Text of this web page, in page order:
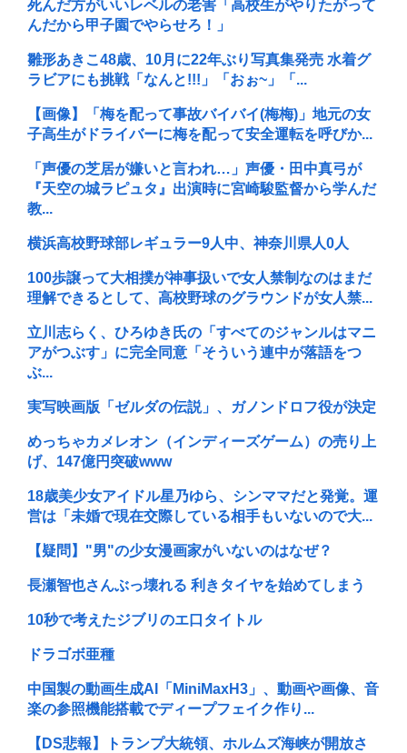
死んだ方がいいレベルの老害「高校生がやりたがって
んだから甲子園でやらせろ！」
雛形あきこ48歳、10月に22年ぶり写真集発売 水着グ
ラビアにも挑戦「なんと!!!」「おぉ~」「...
【画像】「梅を配って事故バイバイ(梅梅)」地元の女
子高生がドライバーに梅を配って安全運転を呼びか...
「声優の芝居が嫌いと言われ…」声優・田中真弓が
『天空の城ラピュタ』出演時に宮崎駿監督から学んだ
教...
横浜高校野球部レギュラー9人中、神奈川県人0人
100歩譲って大相撲が神事扱いで女人禁制なのはまだ
理解できるとして、高校野球のグラウンドが女人禁...
立川志らく、ひろゆき氏の「すべてのジャンルはマニ
アがつぶす」に完全同意「そういう連中が落語をつ
ぶ...
実写映画版「ゼルダの伝説」、ガノンドロフ役が決定
めっちゃカメレオン（インディーズゲーム）の売り上
げ、147億円突破www
18歳美少女アイドル星乃ゆら、シンママだと発覚。運
営は「未婚で現在交際している相手もいないので大...
【疑問】"男"の少女漫画家がいないのはなぜ？
長瀬智也さんぶっ壊れる 利きタイヤを始めてしまう
10秒で考えたジブリのエ口タイトル
ドラゴボ亜種
中国製の動画生成AI「MiniMaxH3」、動画や画像、音
楽の参照機能搭載でディープフェイク作り...
【DS悲報】トランプ大統領、ホルムズ海峡が開放さ